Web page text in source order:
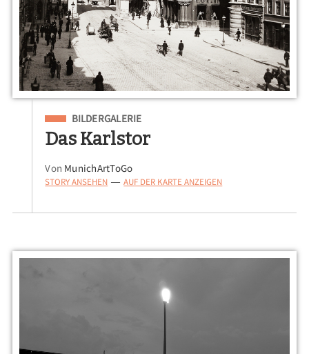
Eingeordnet unter
BILDERGALERIE
Das Karlstor
Von MunichArtToGo
STORY ANSEHEN — AUF DER KARTE ANZEIGEN